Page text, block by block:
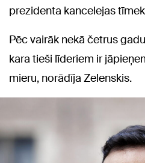
prezidenta kancelejas
Pēc vairāk nekā četrus
kara tieši līderiem ir
mieru, norādīja Zelenskis.